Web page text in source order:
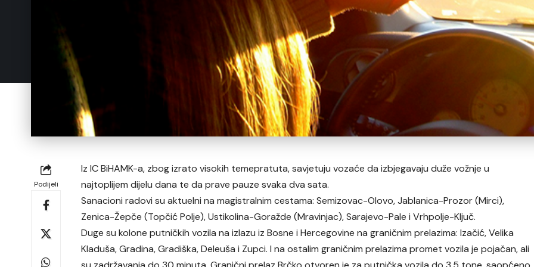
Podijeli
Iz IC BiHAMK-a, zbog izrato visokih temepratuta, savjetuju vozaće da izbjegavaju duže vožnje u
najtoplijem dijelu dana te da prave pauze svaka dva sata.
Sanacioni radovi su aktuelni na magistralnim cestama: Semizovac-Olovo, Jablanica-Prozor (Mirci),
Zenica-Žepče (Topčić Polje), Ustikolina-Goražde (Mravinjac), Sarajevo-Pale i Vrhpolje-Ključ.
Duge su kolone putničkih vozila na izlazu iz Bosne i Hercegovine na graničnim prelazima: Izačić, Velika
Kladuša, Gradina, Gradiška, Deleuša i Zupci. I na ostalim graničnim prelazima promet vozila je pojačan, ali